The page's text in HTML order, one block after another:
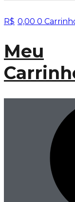
R$ 0,00 0
Meu